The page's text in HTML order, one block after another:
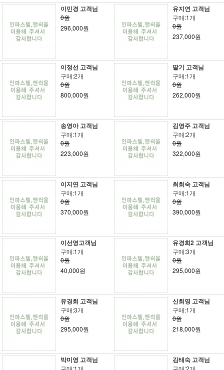
이민경 고객님
0원
296,000원
유지연 고객님
구매:1개
0원
237,000원
이정선 고객님
구매:2개
0원
800,000원
딸기 고객님
구매:1개
0원
262,000원
송영아 고객님
구매:1개
0원
223,000원
김영주 고객님
구매:2개
0원
322,000원
이지연 고객님
구매:1개
0원
370,000원
최희숙 고객님
구매:1개
0원
390,000원
이선영고객님
구매:1개
0원
40,000원
유경희2 고객님
구매:3개
0원
295,000원
유경희 고객님
구매:3개
0원
295,000원
신희영 고객님
구매:1개
0원
218,000원
박미영 고객님 김태숙 고객님